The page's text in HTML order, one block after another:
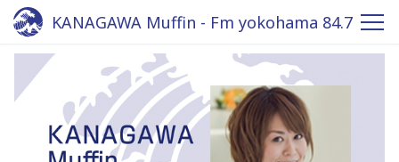
KANAGAWA Muffin - Fm yokohama 84.7